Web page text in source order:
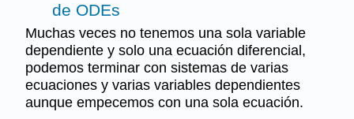
de ODEs
Muchas veces no tenemos una sola variable
dependiente y solo una ecuación diferencial,
podemos terminar con sistemas de varias
ecuaciones y varias variables dependientes
aunque empecemos con una sola ecuación.